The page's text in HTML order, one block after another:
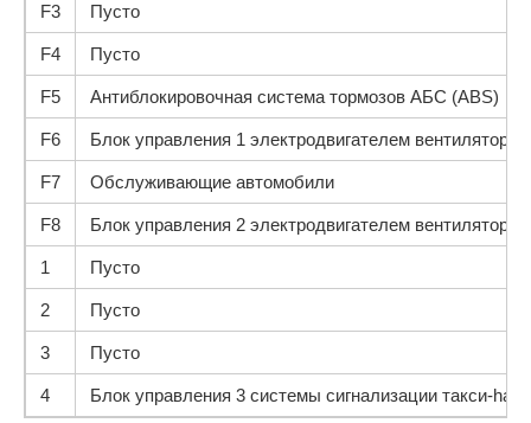
F3 Пусто
F4 Пусто
F5 Антиблокировочная система тормозов АБС (ABS)
F6 Блок управления 1 электродвигателем
F7 Обслуживающие автомобили
F8 Блок управления 2 электродвигателем
1 Пусто
2 Пусто
3 Пусто
4 Блок управления 3 системы сигнализации такси-